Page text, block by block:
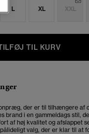
L XL XXL
TIL KURV
der er til tilhængere af
brand i en gammeldags stil,
af høj kvalitet og afslappet
valg, der er klar til at